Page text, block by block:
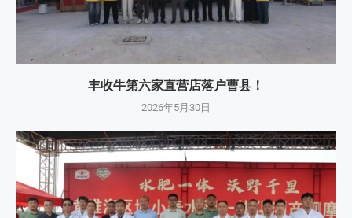
丰收牛第六家直营店落户曹县！
2026年5月30日